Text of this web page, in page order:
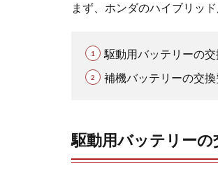
駆動用
交換す
くらか
補機
まず、ホンダのハイブリッ
駆動用バッテリーの交
補機バッテリーの交換
駆動用バッテリーの